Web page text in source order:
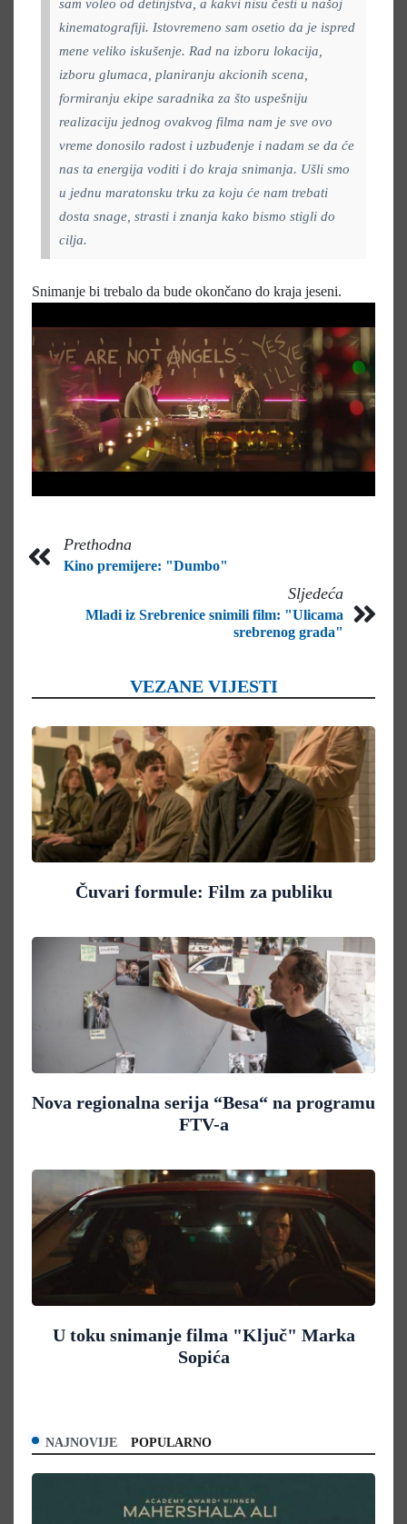
sam voleo od detinjstva, a kakvi nisu česti u našoj
kinematografiji. Istovremeno sam osetio da je ispred
mene veliko iskušenje. Rad na izboru lokacija,
izboru glumaca, planiranju akcionih scena,
formiranju ekipe saradnika za što uspešniju
realizaciju jednog ovakvog filma nam je sve ovo
vreme donosilo radost i uzbuđenje i nadam se da će
nas ta energija voditi i do kraja snimanja. Ušli smo
u jednu maratonsku trku za koju će nam trebati
dosta snage, strasti i znanja kako bismo stigli do
cilja.
Snimanje bi trebalo da bude okončano do kraja jeseni.
Prethodna
Kino premijere: "Dumbo"
Sljedeća
Mladi iz Srebrenice snimili film: "Ulicama
srebrenog grada"
VEZANE VIJESTI
Čuvari formule: Film za publiku
Nova regionalna serija “Besa“ na programu
FTV-a
U toku snimanje filma "Ključ" Marka
Sopića
NAJNOVIJE POPULARNO